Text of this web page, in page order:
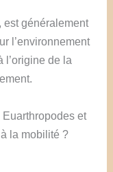
est généralement
l’environnement
l’origine de la
et
la mobilité ?